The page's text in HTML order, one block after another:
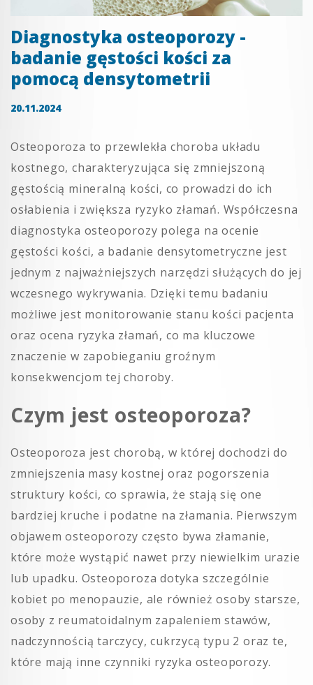
Diagnostyka osteoporozy -
badanie gęstości kości za
pomocą densytometrii
20.11.2024
Osteoporoza to przewlekła choroba układu
kostnego, charakteryzująca się zmniejszoną
gęstością mineralną kości, co prowadzi do ich
osłabienia i zwiększa ryzyko złamań. Współczesna
diagnostyka osteoporozy polega na ocenie
gęstości kości, a badanie densytometryczne jest
jednym z najważniejszych narzędzi służących do jej
wczesnego wykrywania. Dzięki temu badaniu
możliwe jest monitorowanie stanu kości pacjenta
oraz ocena ryzyka złamań, co ma kluczowe
znaczenie w zapobieganiu groźnym
konsekwencjom tej choroby.
Czym jest osteoporoza?
Osteoporoza jest chorobą, w której dochodzi do
zmniejszenia masy kostnej oraz pogorszenia
struktury kości, co sprawia, że stają się one
bardziej kruche i podatne na złamania. Pierwszym
objawem osteoporozy często bywa złamanie,
które może wystąpić nawet przy niewielkim urazie
lub upadku. Osteoporoza dotyka szczególnie
kobiet po menopauzie, ale również osoby starsze,
osoby z reumatoidalnym zapaleniem stawów,
nadczynnością tarczycy, cukrzycą typu 2 oraz te,
które mają inne czynniki ryzyka osteoporozy.